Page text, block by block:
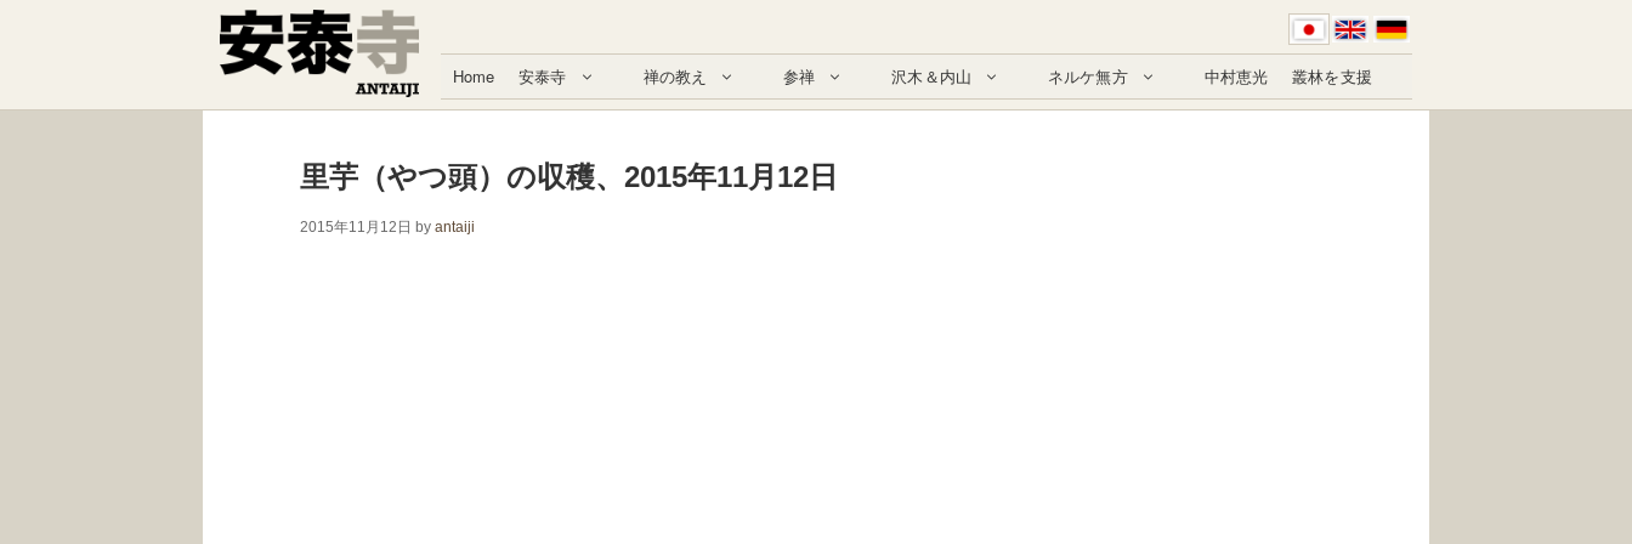
Home 安泰寺 禅の教え 参禅 沢木＆内山 ネルケ無方 中村恵光 叢林を支援
里芋（やつ頭）の収穫、2015年11月12日
2015年11月12日 by antaiji